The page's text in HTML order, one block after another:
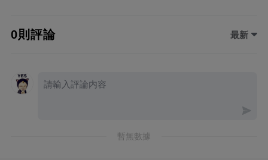
0則評論 最新
暫無數據